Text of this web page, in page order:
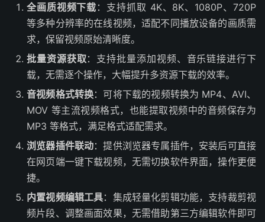
全画质视频下载 ：支持抓取 4K、8K、1080P、720P
等多种分辨率的在线视频，适配不同播放设备的画质需
求，保留视频原始清晰度。
批量资源获取：支持批量添加视频、音乐链接进行下
载，无需逐个操作，大幅提升多资源下载的效率。
音视频格式转换：可将下载的视频转换为 MP4、AVI、
MOV 等主流视频格式，也能提取视频中的音频保存为
MP3 等格式，满足格式适配需求。
浏览器插件联动：提供浏览器专属插件，安装后可直接
在网页端一键下载视频，无需切换软件界面，操作更便
捷。
内置视频编辑工具：集成轻量化剪辑功能，支持裁剪视
频片段、调整画面效果，无需借助第三方编辑软件即可